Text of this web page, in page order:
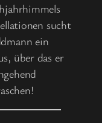
sucht
ein
über das er